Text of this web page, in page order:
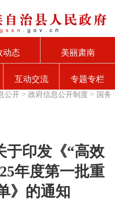
动态 美丽肃南
互动交流 专题专栏
公开 >政府信息公开制度 > 国务
于印发《“高效
年度第一批重
》的通知